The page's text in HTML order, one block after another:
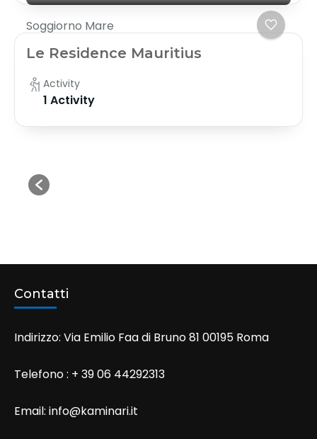
Soggiorno Mare
Le Residence Mauritius
Activity
1 Activity
Contatti
Indirizzo: Via Emilio Faa di Bruno 81 00195 Roma
Telefono : + 39 06 44292313
Email: info@kaminari.it